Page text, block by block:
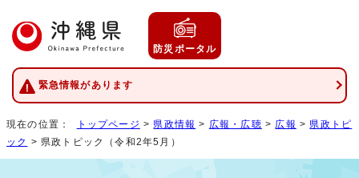
防災ポータル
緊急情報があります
現在の位置： トップページ > 県政情報 > 広報・広聴 > 広報 > 県政トピ
ック > 県政トピック（令和2年5月）